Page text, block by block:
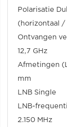
Polarisatie
(horizontaal /
Ontvangen
12,7 GHz
Afmetingen
mm
LNB Single
LNB-
2.150 MHz